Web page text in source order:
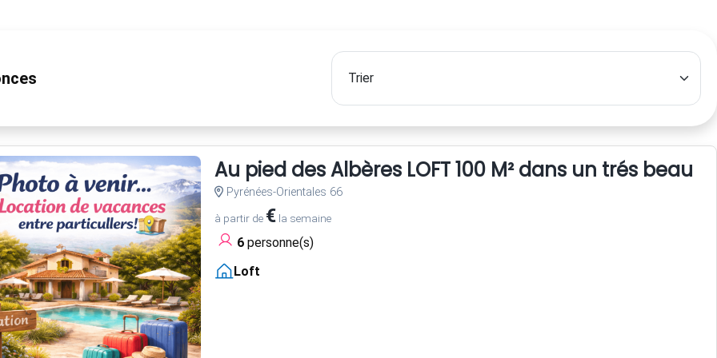
Au pied des Albères LOFT 100 M² dans un trés beau
Pyrénées-Orientales 66
à partir de €la semaine
6personne(s)
Loft